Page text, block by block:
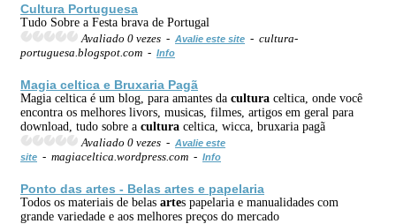
Cultura Portuguesa
Tudo Sobre a Festa brava de Portugal
Avaliado 0 vezes - Avalie este site - cultura-
portuguesa.blogspot.com - Info
Magia celtica e Bruxaria Pagã
Magia celtica é um blog, para amantes da cultura celtica, onde você
encontra os melhores livors, musicas, filmes, artigos em geral para
download, tudo sobre a cultura celtica, wicca, bruxaria pagã
Avaliado 0 vezes - Avalie este
site - magiaceltica.wordpress.com - Info
Ponto das artes - Belas artes e papelaria
Todos os materiais de belas artes papelaria e manualidades com
grande variedade e aos melhores preços do mercado